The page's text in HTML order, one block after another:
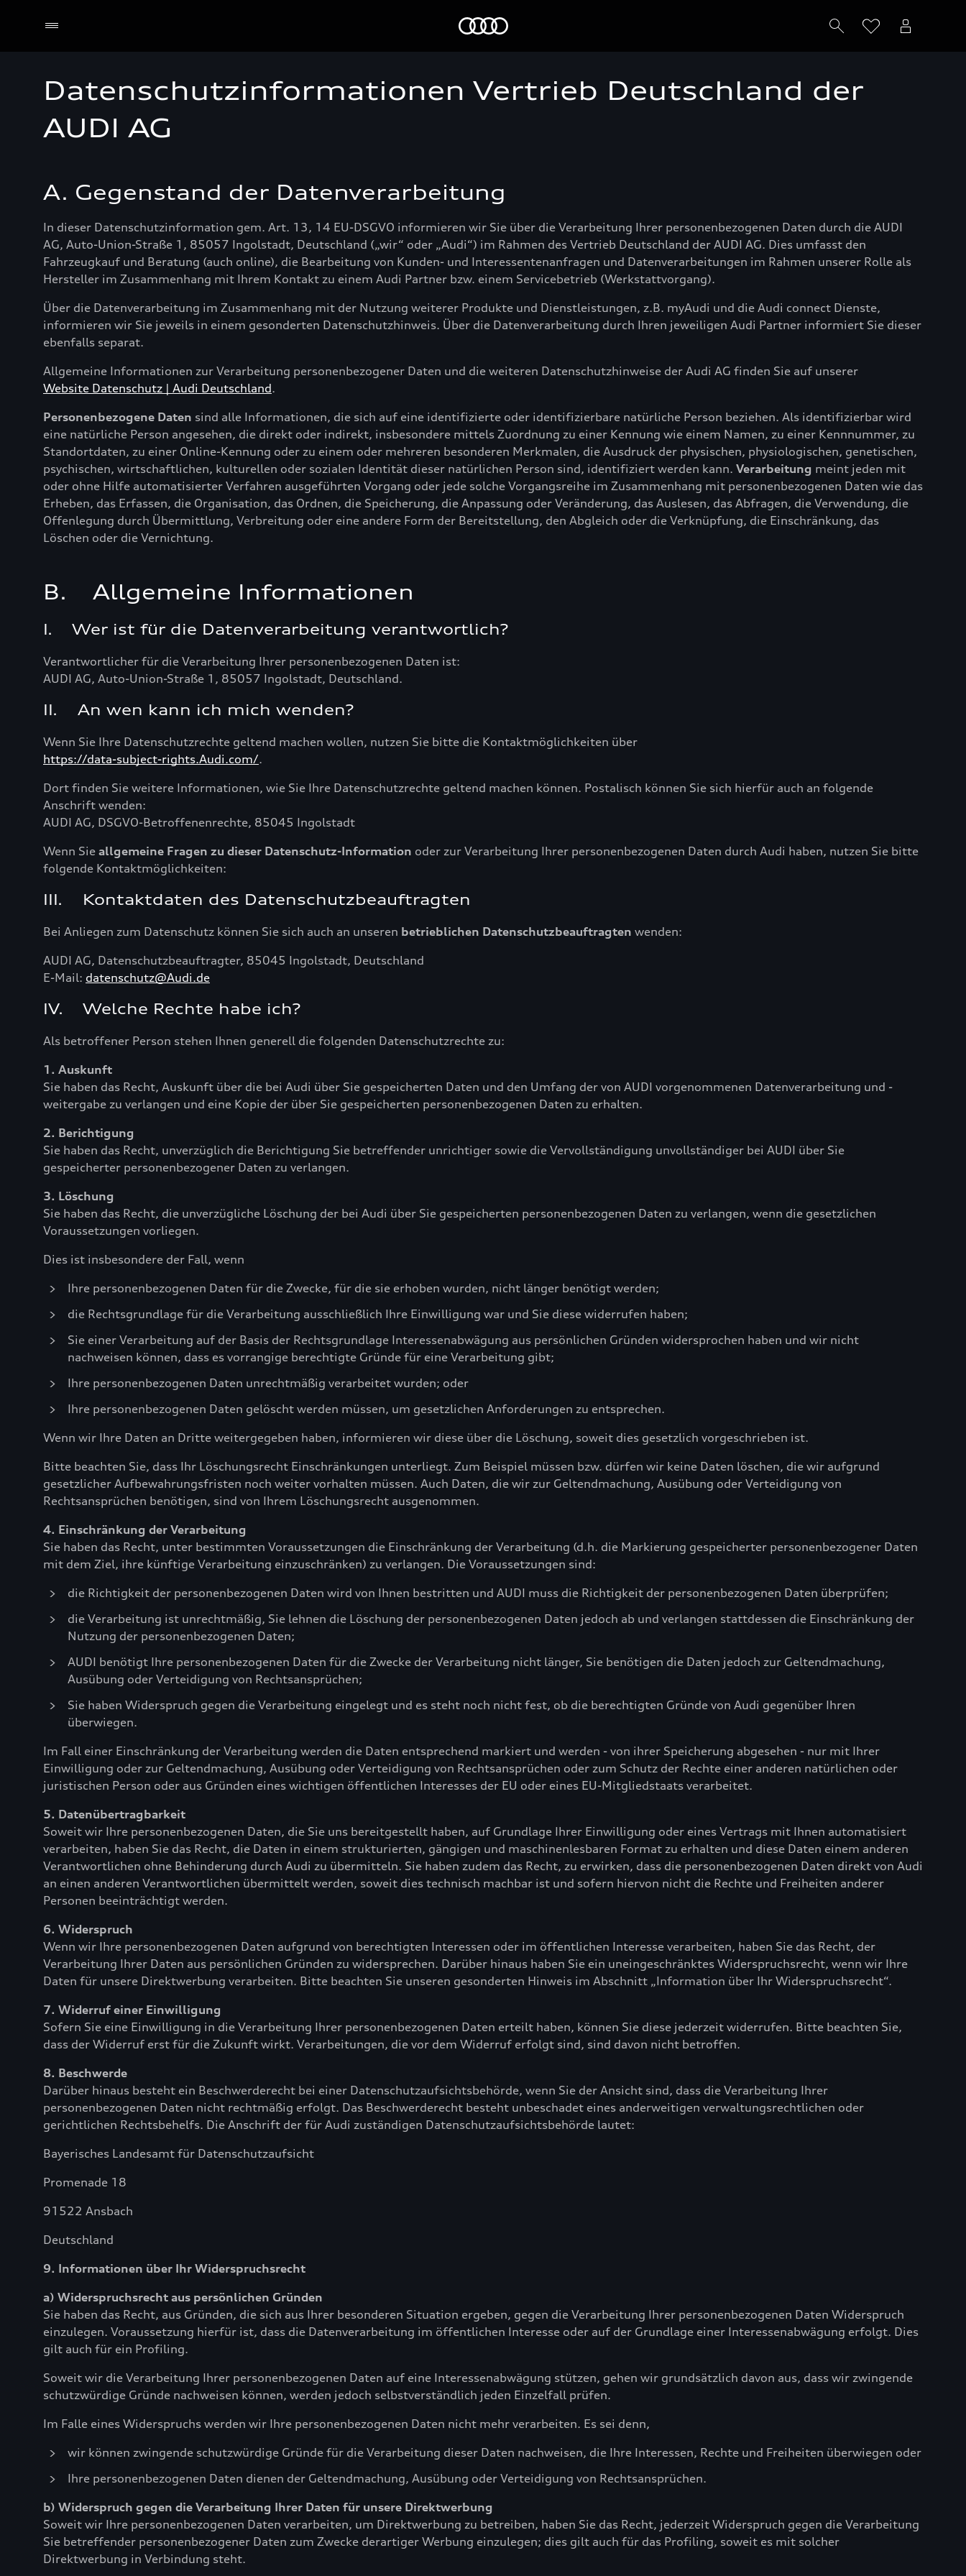
Händler wählen
Datenschutzinformationen Vertrieb Deutschland der
AUDI AG
A. Gegenstand der Datenverarbeitung
In dieser Datenschutzinformation gem. Art. 13, 14 EU-DSGVO informieren wir Sie über die Verarbeitung Ihrer personenbezogenen Daten durch die AUDI
AG, Auto-Union-Straße 1, 85057 Ingolstadt, Deutschland („wir“ oder „Audi“) im Rahmen des Vertrieb Deutschland der AUDI AG. Dies umfasst den
Fahrzeugkauf und Beratung (auch online), die Bearbeitung von Kunden- und Interessentenanfragen und Datenverarbeitungen im Rahmen unserer Rolle als
Hersteller im Zusammenhang mit Ihrem Kontakt zu einem Audi Partner bzw. einem Servicebetrieb (Werkstattvorgang).
Über die Datenverarbeitung im Zusammenhang mit der Nutzung weiterer Produkte und Dienstleistungen, z.B. myAudi und die Audi connect Dienste,
informieren wir Sie jeweils in einem gesonderten Datenschutzhinweis. Über die Datenverarbeitung durch Ihren jeweiligen Audi Partner informiert Sie dieser
ebenfalls separat.
Allgemeine Informationen zur Verarbeitung personenbezogener Daten und die weiteren Datenschutzhinweise der Audi AG finden Sie auf unserer
Website Datenschutz | Audi Deutschland.
Personenbezogene Daten sind alle Informationen, die sich auf eine identifizierte oder identifizierbare natürliche Person beziehen. Als identifizierbar wird
eine natürliche Person angesehen, die direkt oder indirekt, insbesondere mittels Zuordnung zu einer Kennung wie einem Namen, zu einer Kennnummer, zu
Standortdaten, zu einer Online-Kennung oder zu einem oder mehreren besonderen Merkmalen, die Ausdruck der physischen, physiologischen, genetischen,
psychischen, wirtschaftlichen, kulturellen oder sozialen Identität dieser natürlichen Person sind, identifiziert werden kann. Verarbeitung meint jeden mit
oder ohne Hilfe automatisierter Verfahren ausgeführten Vorgang oder jede solche Vorgangsreihe im Zusammenhang mit personenbezogenen Daten wie das
Erheben, das Erfassen, die Organisation, das Ordnen, die Speicherung, die Anpassung oder Veränderung, das Auslesen, das Abfragen, die Verwendung, die
Offenlegung durch Übermittlung, Verbreitung oder eine andere Form der Bereitstellung, den Abgleich oder die Verknüpfung, die Einschränkung, das
Löschen oder die Vernichtung.
B. Allgemeine Informationen
I. Wer ist für die Datenverarbeitung verantwortlich?
Verantwortlicher für die Verarbeitung Ihrer personenbezogenen Daten ist:
AUDI AG, Auto-Union-Straße 1, 85057 Ingolstadt, Deutschland.
II. An wen kann ich mich wenden?
Wenn Sie Ihre Datenschutzrechte geltend machen wollen, nutzen Sie bitte die Kontaktmöglichkeiten über
https://data-subject-rights.Audi.com/.
Dort finden Sie weitere Informationen, wie Sie Ihre Datenschutzrechte geltend machen können. Postalisch können Sie sich hierfür auch an folgende
Anschrift wenden:
AUDI AG, DSGVO-Betroffenenrechte, 85045 Ingolstadt
Wenn Sie allgemeine Fragen zu dieser Datenschutz-Information oder zur Verarbeitung Ihrer personenbezogenen Daten durch Audi haben, nutzen Sie bitte
folgende Kontaktmöglichkeiten:
III. Kontaktdaten des Datenschutzbeauftragten
Bei Anliegen zum Datenschutz können Sie sich auch an unseren betrieblichen Datenschutzbeauftragten wenden:
AUDI AG, Datenschutzbeauftragter, 85045 Ingolstadt, Deutschland
E-Mail: datenschutz@Audi.de
IV. Welche Rechte habe ich?
Als betroffener Person stehen Ihnen generell die folgenden Datenschutzrechte zu:
1. Auskunft
Sie haben das Recht, Auskunft über die bei Audi über Sie gespeicherten Daten und den Umfang der von AUDI vorgenommenen Datenverarbeitung und -
weitergabe zu verlangen und eine Kopie der über Sie gespeicherten personenbezogenen Daten zu erhalten.
2. Berichtigung
Sie haben das Recht, unverzüglich die Berichtigung Sie betreffender unrichtiger sowie die Vervollständigung unvollständiger bei AUDI über Sie
gespeicherter personenbezogener Daten zu verlangen.
3. Löschung
Sie haben das Recht, die unverzügliche Löschung der bei Audi über Sie gespeicherten personenbezogenen Daten zu verlangen, wenn die gesetzlichen
Voraussetzungen vorliegen.
Dies ist insbesondere der Fall, wenn
Ihre personenbezogenen Daten für die Zwecke, für die sie erhoben wurden, nicht länger benötigt werden;
die Rechtsgrundlage für die Verarbeitung ausschließlich Ihre Einwilligung war und Sie diese widerrufen haben;
Sie einer Verarbeitung auf der Basis der Rechtsgrundlage Interessenabwägung aus persönlichen Gründen widersprochen haben und wir nicht
nachweisen können, dass es vorrangige berechtigte Gründe für eine Verarbeitung gibt;
Ihre personenbezogenen Daten unrechtmäßig verarbeitet wurden; oder
Ihre personenbezogenen Daten gelöscht werden müssen, um gesetzlichen Anforderungen zu entsprechen.
Wenn wir Ihre Daten an Dritte weitergegeben haben, informieren wir diese über die Löschung, soweit dies gesetzlich vorgeschrieben ist.
Bitte beachten Sie, dass Ihr Löschungsrecht Einschränkungen unterliegt. Zum Beispiel müssen bzw. dürfen wir keine Daten löschen, die wir aufgrund
gesetzlicher Aufbewahrungsfristen noch weiter vorhalten müssen. Auch Daten, die wir zur Geltendmachung, Ausübung oder Verteidigung von
Rechtsansprüchen benötigen, sind von Ihrem Löschungsrecht ausgenommen.
4. Einschränkung der Verarbeitung
Sie haben das Recht, unter bestimmten Voraussetzungen die Einschränkung der Verarbeitung (d.h. die Markierung gespeicherter personenbezogener Daten
mit dem Ziel, ihre künftige Verarbeitung einzuschränken) zu verlangen. Die Voraussetzungen sind:
die Richtigkeit der personenbezogenen Daten wird von Ihnen bestritten und AUDI muss die Richtigkeit der personenbezogenen Daten überprüfen;
die Verarbeitung ist unrechtmäßig, Sie lehnen die Löschung der personenbezogenen Daten jedoch ab und verlangen stattdessen die Einschränkung der
Nutzung der personenbezogenen Daten;
AUDI benötigt Ihre personenbezogenen Daten für die Zwecke der Verarbeitung nicht länger, Sie benötigen die Daten jedoch zur Geltendmachung,
Ausübung oder Verteidigung von Rechtsansprüchen;
Sie haben Widerspruch gegen die Verarbeitung eingelegt und es steht noch nicht fest, ob die berechtigten Gründe von Audi gegenüber Ihren
überwiegen.
Im Fall einer Einschränkung der Verarbeitung werden die Daten entsprechend markiert und werden - von ihrer Speicherung abgesehen - nur mit Ihrer
Einwilligung oder zur Geltendmachung, Ausübung oder Verteidigung von Rechtsansprüchen oder zum Schutz der Rechte einer anderen natürlichen oder
juristischen Person oder aus Gründen eines wichtigen öffentlichen Interesses der EU oder eines EU-Mitgliedstaats verarbeitet.
5. Datenübertragbarkeit
Soweit wir Ihre personenbezogenen Daten, die Sie uns bereitgestellt haben, auf Grundlage Ihrer Einwilligung oder eines Vertrags mit Ihnen automatisiert
verarbeiten, haben Sie das Recht, die Daten in einem strukturierten, gängigen und maschinenlesbaren Format zu erhalten und diese Daten einem anderen
Verantwortlichen ohne Behinderung durch Audi zu übermitteln. Sie haben zudem das Recht, zu erwirken, dass die personenbezogenen Daten direkt von Audi
an einen anderen Verantwortlichen übermittelt werden, soweit dies technisch machbar ist und sofern hiervon nicht die Rechte und Freiheiten anderer
Personen beeinträchtigt werden.
6. Widerspruch
Wenn wir Ihre personenbezogenen Daten aufgrund von berechtigten Interessen oder im öffentlichen Interesse verarbeiten, haben Sie das Recht, der
Verarbeitung Ihrer Daten aus persönlichen Gründen zu widersprechen. Darüber hinaus haben Sie ein uneingeschränktes Widerspruchsrecht, wenn wir Ihre
Daten für unsere Direktwerbung verarbeiten. Bitte beachten Sie unseren gesonderten Hinweis im Abschnitt „Information über Ihr Widerspruchsrecht“.
7. Widerruf einer Einwilligung
Sofern Sie eine Einwilligung in die Verarbeitung Ihrer personenbezogenen Daten erteilt haben, können Sie diese jederzeit widerrufen. Bitte beachten Sie,
dass der Widerruf erst für die Zukunft wirkt. Verarbeitungen, die vor dem Widerruf erfolgt sind, sind davon nicht betroffen.
8. Beschwerde
Darüber hinaus besteht ein Beschwerderecht bei einer Datenschutzaufsichtsbehörde, wenn Sie der Ansicht sind, dass die Verarbeitung Ihrer
personenbezogenen Daten nicht rechtmäßig erfolgt. Das Beschwerderecht besteht unbeschadet eines anderweitigen verwaltungsrechtlichen oder
gerichtlichen Rechtsbehelfs. Die Anschrift der für Audi zuständigen Datenschutzaufsichtsbehörde lautet:
Bayerisches Landesamt für Datenschutzaufsicht
Promenade 18
91522 Ansbach
Deutschland
9. Informationen über Ihr Widerspruchsrecht
a) Widerspruchsrecht aus persönlichen Gründen
Sie haben das Recht, aus Gründen, die sich aus Ihrer besonderen Situation ergeben, gegen die Verarbeitung Ihrer personenbezogenen Daten Widerspruch
einzulegen. Voraussetzung hierfür ist, dass die Datenverarbeitung im öffentlichen Interesse oder auf der Grundlage einer Interessenabwägung erfolgt. Dies
gilt auch für ein Profiling.
Soweit wir die Verarbeitung Ihrer personenbezogenen Daten auf eine Interessenabwägung stützen, gehen wir grundsätzlich davon aus, dass wir zwingende
schutzwürdige Gründe nachweisen können, werden jedoch selbstverständlich jeden Einzelfall prüfen.
Im Falle eines Widerspruchs werden wir Ihre personenbezogenen Daten nicht mehr verarbeiten. Es sei denn,
wir können zwingende schutzwürdige Gründe für die Verarbeitung dieser Daten nachweisen, die Ihre Interessen, Rechte und Freiheiten überwiegen oder
Ihre personenbezogenen Daten dienen der Geltendmachung, Ausübung oder Verteidigung von Rechtsansprüchen.
b) Widerspruch gegen die Verarbeitung Ihrer Daten für unsere Direktwerbung
Soweit wir Ihre personenbezogenen Daten verarbeiten, um Direktwerbung zu betreiben, haben Sie das Recht, jederzeit Widerspruch gegen die Verarbeitung
Sie betreffender personenbezogener Daten zum Zwecke derartiger Werbung einzulegen; dies gilt auch für das Profiling, soweit es mit solcher
Direktwerbung in Verbindung steht.